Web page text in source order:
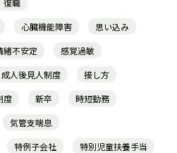
心臓機能障害
思い込み
緒不安定
感覚過敏
成人後見人制度
接し方
度 新卒
時短勤務
気管支喘息
特例子会社
特別児童扶養手当